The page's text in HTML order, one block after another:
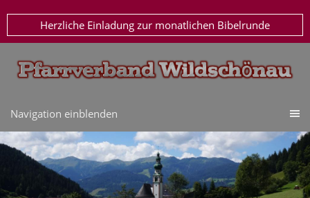
Herzliche Einladung zur monatlichen Bibelrunde
Navigation einblenden